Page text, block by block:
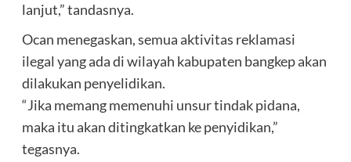
lanjut,” tandasnya.
Ocan menegaskan, semua aktivitas reklamasi
ilegal yang ada di wilayah kabupaten bangkep akan
dilakukan penyelidikan.
“Jika memang memenuhi unsur tindak pidana,
maka itu akan ditingkatkan ke penyidikan,”
tegasnya.